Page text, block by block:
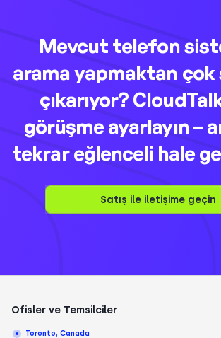
Mevcut telefon
arama yapmaktan çok
çıkarıyor?
görüşme ayarlayın –
tekrar eğlenceli hale
Satış ile iletişime geçin
Ofisler ve Temsilciler
Toronto, Canada